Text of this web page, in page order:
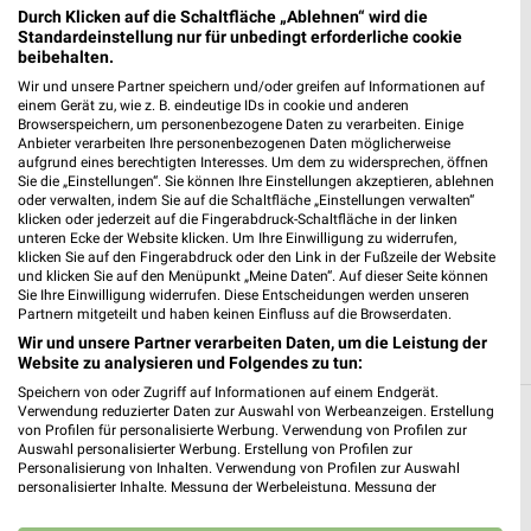
Netto Marken-Discount Montabaur
Bahnhofstr. 34
Heute 07:00 - 20:00 Uhr | Geöffnet
450,01 km • Angebote: 3 Prospekte
Lidl Dornburg
Langendernbacher Str. 65
65599 Dornburg
Heute 07:00 - 21:00 Uhr | Geöffnet
433,52 km • Angebote: 3 Prospekte
Discounter Angebote und Prospekte für
Dreikirchen
Durch Klicken auf die Schaltfläche „Ablehnen“ wird die
Standardeinstellung nur für unbedingt erforderliche cookie
beibehalten.
Wir und unsere Partner speichern und/oder greifen auf Informationen auf
einem Gerät zu, wie z. B. eindeutige IDs in cookie und anderen
Browserspeichern, um personenbezogene Daten zu verarbeiten. Einige
Anbieter verarbeiten Ihre personenbezogenen Daten möglicherweise
aufgrund eines berechtigten Interesses. Um dem zu widersprechen, öffnen
Sie die „Einstellungen“. Sie können Ihre Einstellungen akzeptieren, ablehnen
oder verwalten, indem Sie auf die Schaltfläche „Einstellungen verwalten“
klicken oder jederzeit auf die Fingerabdruck-Schaltfläche in der linken
unteren Ecke der Website klicken. Um Ihre Einwilligung zu widerrufen,
klicken Sie auf den Fingerabdruck oder den Link in der Fußzeile der Website
und klicken Sie auf den Menüpunkt „Meine Daten“. Auf dieser Seite können
Sie Ihre Einwilligung widerrufen. Diese Entscheidungen werden unseren
Partnern mitgeteilt und haben keinen Einfluss auf die Browserdaten.
Wir und unsere Partner verarbeiten Daten, um die Leistung der
Website zu analysieren und Folgendes zu tun:
Speichern von oder Zugriff auf Informationen auf einem Endgerät.
Verwendung reduzierter Daten zur Auswahl von Werbeanzeigen. Erstellung
von Profilen für personalisierte Werbung. Verwendung von Profilen zur
Auswahl personalisierter Werbung. Erstellung von Profilen zur
Personalisierung von Inhalten. Verwendung von Profilen zur Auswahl
personalisierter Inhalte. Messung der Werbeleistung. Messung der
Kombinationen von Daten aus verschiedenen Quellen. Entwicklung und